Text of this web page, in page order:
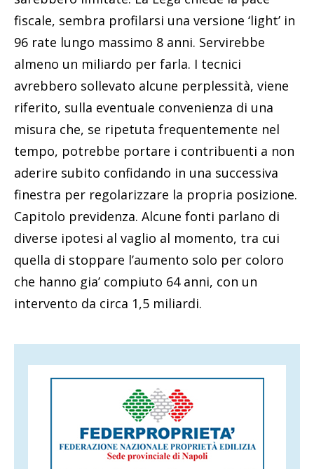
fiscale, sembra profilarsi una versione ‘light’ in
96 rate lungo massimo 8 anni. Servirebbe
almeno un miliardo per farla. I tecnici
avrebbero sollevato alcune perplessità, viene
riferito, sulla eventuale convenienza di una
misura che, se ripetuta frequentemente nel
tempo, potrebbe portare i contribuenti a non
aderire subito confidando in una successiva
finestra per regolarizzare la propria posizione.
Capitolo previdenza. Alcune fonti parlano di
diverse ipotesi al vaglio al momento, tra cui
quella di stoppare l’aumento solo per coloro
che hanno gia’ compiuto 64 anni, con un
intervento da circa 1,5 miliardi.